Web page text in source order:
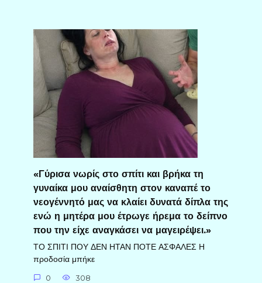
«Γύρισα νωρίς στο σπίτι και βρήκα τη
γυναίκα μου αναίσθητη στον καναπέ το
νεογέννητό μας να κλαίει δυνατά δίπλα της
ενώ η μητέρα μου έτρωγε ήρεμα το δείπνο
που την είχε αναγκάσει να μαγειρέψει.»
ΤΟ ΣΠΙΤΙ ΠΟΥ ΔΕΝ ΗΤΑΝ ΠΟΤΕ ΑΣΦΑΛΕΣ Η
προδοσία μπήκε
0 308